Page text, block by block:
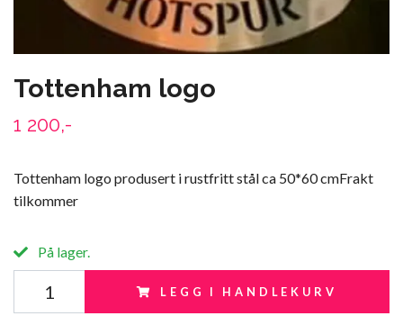
Tottenham logo
1 200,-
Tottenham logo produsert i rustfritt stål ca 50*60 cmFrakt
tilkommer
På lager.
LEGG I HANDLEKURV